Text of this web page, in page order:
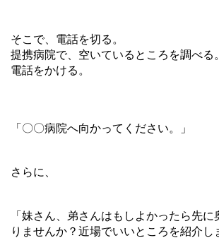
そこで、電話を切る。
提携病院で、空いているところを調べる。
電話をかける。
「〇〇病院へ向かってください。」
さらに、
「妹さん、弟さんはもしよかったら先
りませんか？近場でいいところを紹介し